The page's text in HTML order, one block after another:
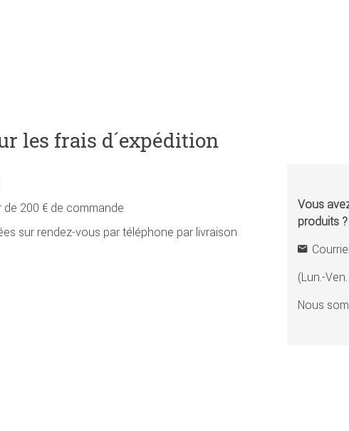
les frais d´expédition
200 € de commande
sur rendez-vous par téléphone par livraison
Vous
produits ?
(Lun.-
Nous